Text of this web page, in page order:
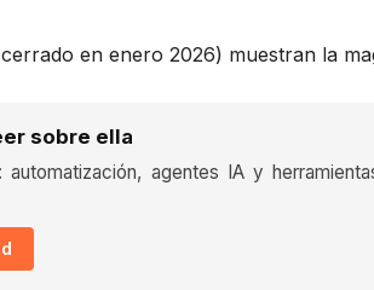
en enero 2026) muestran la
sobre ella
automatización, agentes IA y